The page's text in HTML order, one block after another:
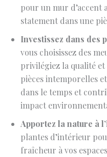
pour un mur d’accent
statement dans une
Investissez dans des
vous choisissez des
privilégiez la qualité
pièces intemporelles
dans le temps et
impact
Apportez la nature à
plantes d’intérieur
fraîcheur à vos